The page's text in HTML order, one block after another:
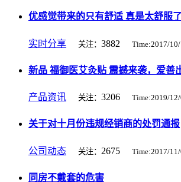
优感觉带来的只有舒适 真是太舒服了
实时分享 关注： 3882 Time:2017/
新品 福御医艾灸贴 震撼来袭，爱善
产品资讯 关注： 3206 Time:2019/
关于对十月份违规经销商的处罚通报
公司动态 关注： 2675 Time:2017/11/
同房不戴套的危害